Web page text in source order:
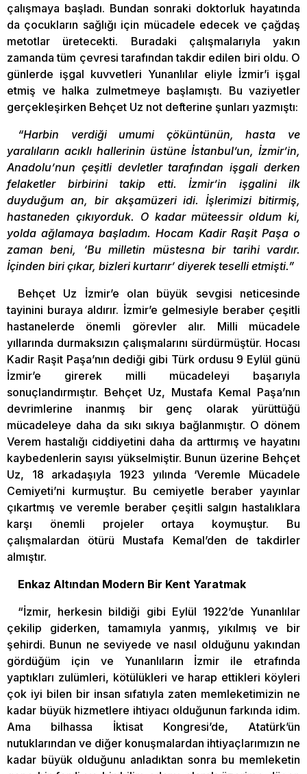
çalışmaya başladı. Bundan sonraki doktorluk hayatında
da çocukların sağlığı için mücadele edecek ve çağdaş
metotlar üretecekti. Buradaki çalışmalarıyla yakın
zamanda tüm çevresi tarafından takdir edilen biri oldu. O
günlerde işgal kuvvetleri Yunanlılar eliyle İzmir’i işgal
etmiş ve halka zulmetmeye başlamıştı. Bu vaziyetler
gerçekleşirken Behçet Uz not defterine şunları yazmıştı:
“Harbin verdiği umumi çöküntünün, hasta ve
yaralıların acıklı hallerinin üstüne İstanbul’un, İzmir’in,
Anadolu’nun çeşitli devletler tarafından işgali derken
felaketler birbirini takip etti. İzmir’in işgalini ilk
duyduğum an, bir akşamüzeri idi. İşlerimizi bitirmiş,
hastaneden çıkıyorduk. O kadar müteessir oldum ki,
yolda ağlamaya başladım. Hocam Kadir Raşit Paşa o
zaman beni, ‘Bu milletin müstesna bir tarihi vardır.
İçinden biri çıkar, bizleri kurtarır’ diyerek teselli etmişti.”
Behçet Uz İzmir’e olan büyük sevgisi neticesinde
tayinini buraya aldırır. İzmir’e gelmesiyle beraber çeşitli
hastanelerde önemli görevler alır. Milli mücadele
yıllarında durmaksızın çalışmalarını sürdürmüştür. Hocası
Kadir Raşit Paşa’nın dediği gibi Türk ordusu 9 Eylül günü
İzmir’e girerek milli mücadeleyi başarıyla
sonuçlandırmıştır. Behçet Uz, Mustafa Kemal Paşa’nın
devrimlerine inanmış bir genç olarak yürüttüğü
mücadeleye daha da sıkı sıkıya bağlanmıştır. O dönem
Verem hastalığı ciddiyetini daha da arttırmış ve hayatını
kaybedenlerin sayısı yükselmiştir. Bunun üzerine Behçet
Uz, 18 arkadaşıyla 1923 yılında ‘Veremle Mücadele
Cemiyeti’ni kurmuştur. Bu cemiyetle beraber yayınlar
çıkartmış ve veremle beraber çeşitli salgın hastalıklara
karşı önemli projeler ortaya koymuştur. Bu
çalışmalardan ötürü Mustafa Kemal’den de takdirler
almıştır.
Enkaz Altından Modern Bir Kent Yaratmak
“İzmir, herkesin bildiği gibi Eylül 1922’de Yunanlılar
çekilip giderken, tamamıyla yanmış, yıkılmış ve bir
şehirdi. Bunun ne seviyede ve nasıl olduğunu yakından
gördüğüm için ve Yunanlıların İzmir ile etrafında
yaptıkları zulümleri, kötülükleri ve harap ettikleri köyleri
çok iyi bilen bir insan sıfatıyla zaten memleketimizin ne
kadar büyük hizmetlere ihtiyacı olduğunun farkında idim.
Ama bilhassa İktisat Kongresi’de, Atatürk’ün
nutuklarından ve diğer konuşmalardan ihtiyaçlarımızın ne
kadar büyük olduğunu anladıktan sonra bu memleketin